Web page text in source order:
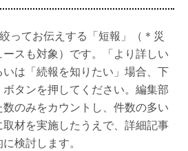
ってお伝えする「短報」（＊災
スも対象）です。「より詳しい
は「続報を知りたい」場合、下
タンを押してください。編集部
のみをカウントし、件数の多い
材を実施したうえで、詳細記事
検討します。